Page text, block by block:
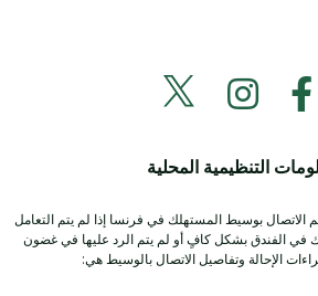
التنظيمية المحلية
الاتصال بوسيط المستهلك في فرنسا إذا لم يتم التعامل
في الفندق بشكل كافٍ أو لم يتم الرد عليها في غضون